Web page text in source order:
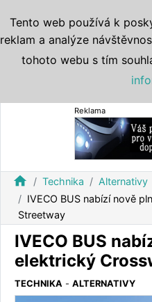
Reklama
home Technika
Alternativy
IVECO BUS nabízí nově
Streetway
IVECO BUS
elektrický
TECHNIKA - ALTERNATIVY
Tento web používá k
reklam a analýze
tohoto webu s tím